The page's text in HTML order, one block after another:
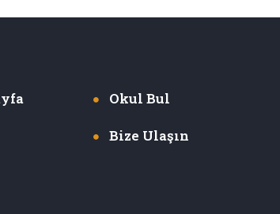
Okul Bul
Bize Ulaşın